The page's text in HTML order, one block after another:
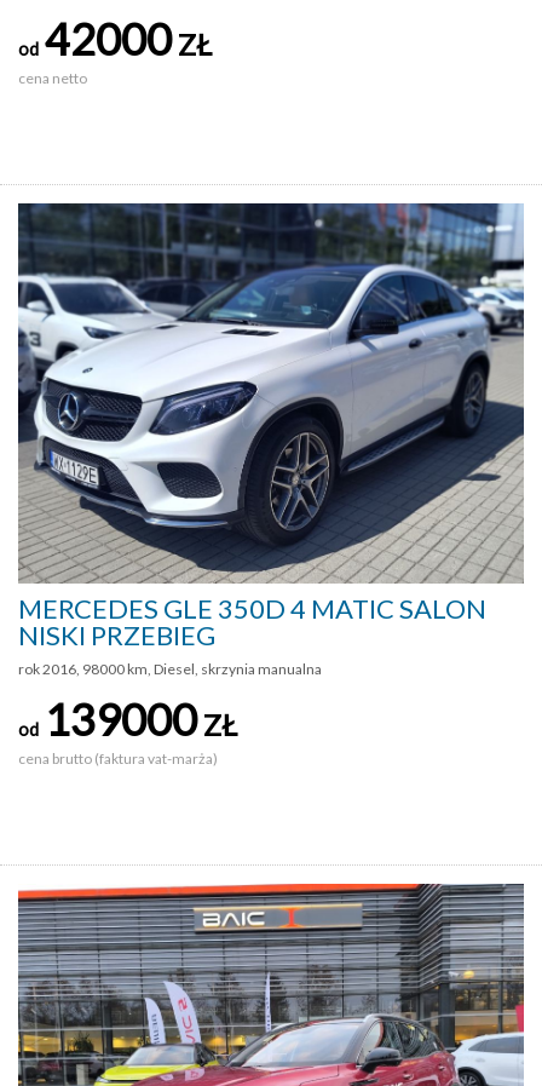
od 42000ZŁ
cena netto
MERCEDES GLE 350D 4 MATIC SALON
NISKI PRZEBIEG
rok 2016, 98000 km, Diesel, skrzynia manualna
od 139000ZŁ
cena brutto (faktura vat-marża)